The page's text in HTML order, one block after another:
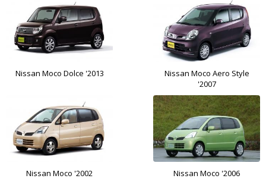
Nissan Moco Dolce '2013
Nissan Moco Aero Style
'2007
Nissan Moco '2002 Nissan Moco '2006